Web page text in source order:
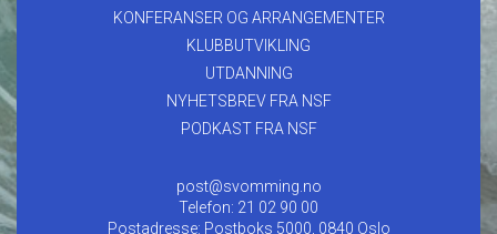
KONFERANSER OG ARRANGEMENTER
KLUBBUTVIKLING
UTDANNING
NYHETSBREV FRA NSF
PODKAST FRA NSF
post@svomming.no
Telefon: 21 02 90 00
Postadresse: Postboks 5000, 0840 Oslo